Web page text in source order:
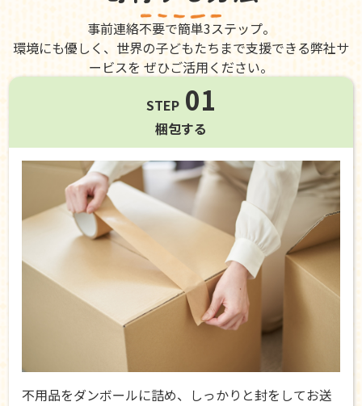
事前連絡不要で簡単3ステップ。
環境にも優しく、世界の子どもたちまで支援できる弊社サ
ービスを ぜひご活用ください。
STEP 01
梱包する
不用品をダンボールに詰め、しっかりと封をしてお送